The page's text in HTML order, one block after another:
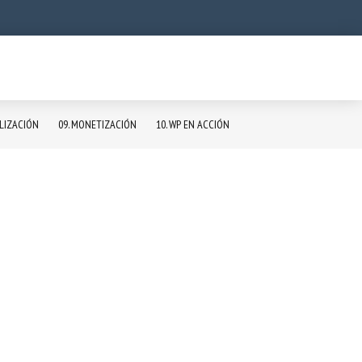
09. MONETIZACIÓN 10. WP EN ACCIÓN